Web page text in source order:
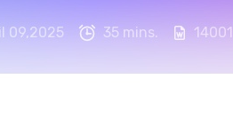
09,2025 35 mins. 14001